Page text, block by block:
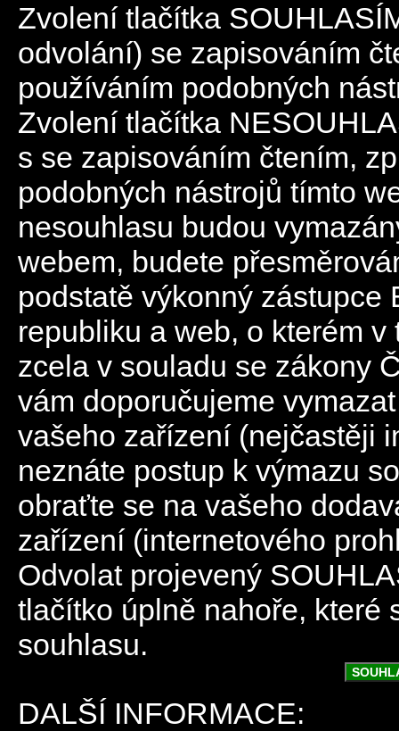
Zvolení tlačítka
odvolání) se zapisováním
používáním podobných
Zvolení tlačítka
s se zapisováním čtením,
podobných nástrojů tímto
nesouhlasu budou
webem, budete
podstatě výkonný zástupce
republiku a web, o kterém
zcela v souladu se zákony
vám doporučujeme
vašeho zařízení (nejčastěji
neznáte postup k výmazu
obraťte se na vašeho
zařízení (internetového
Odvolat projevený
tlačítko úplně nahoře, které
souhlasu.
DALŠÍ INFORMACE: